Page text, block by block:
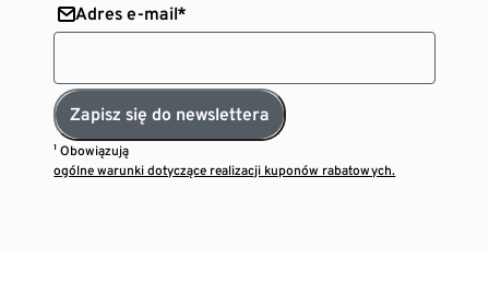
Adres e-mail*
Zapisz się do newslettera
¹ Obowiązują
ogólne warunki dotyczące realizacji kuponów rabatowych.